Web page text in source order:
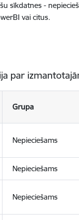
sīkdatnes -
vai citus.
par
Grupa
Nepieciešams
Nepieciešams
Nepieciešams